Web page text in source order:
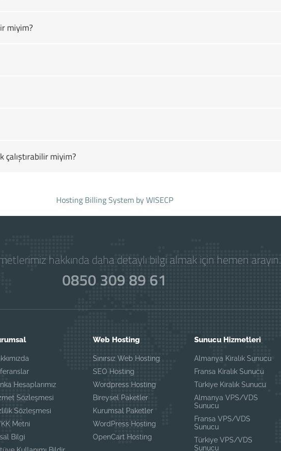
miyim?
çalıştırabilir miyim?
Hosting Billing Systemby WISECP
hakkında daha detaylı bilgi almak için hemen arayın.
0850 309 89 61
Hesaplarımız
Sözleşmesi
Sözleşmesi
Metni
Bilgi
Web Hosting
Sınırsız Web Hosting
SEO Hosting
Wordpress Hosting
Bireysel Paketler
Kurumsal Paketler
WordPress Hosting
OpenCart Hosting
Sunucu Hizmetleri
Almanya Kiralık Sunucu
Fransa Kiralık Sunucu
Türkiye Kiralık Sunucu
Almanya VPS/VDS
Sunucu
Fransa VPS/VDS
Sunucu
Türkiye VPS/VDS
Sunucu